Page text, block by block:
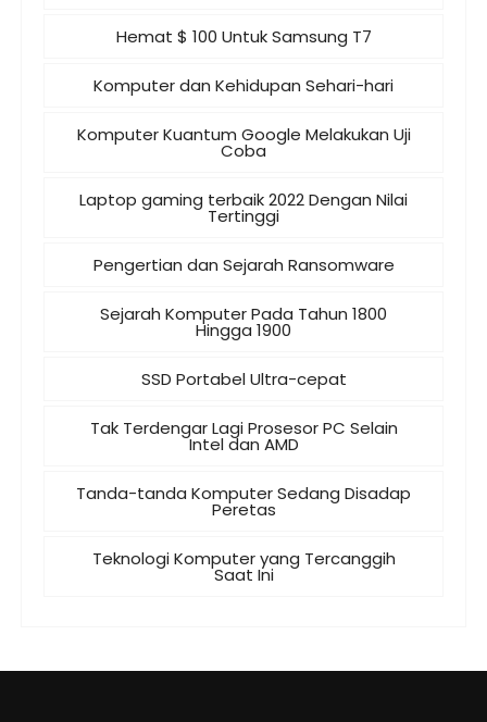
Hemat $ 100 Untuk Samsung T7
Komputer dan Kehidupan Sehari-hari
Komputer Kuantum Google Melakukan Uji
Coba
Laptop gaming terbaik 2022 Dengan Nilai
Tertinggi
Pengertian dan Sejarah Ransomware
Sejarah Komputer Pada Tahun 1800
Hingga 1900
SSD Portabel Ultra-cepat
Tak Terdengar Lagi Prosesor PC Selain
Intel dan AMD
Tanda-tanda Komputer Sedang Disadap
Peretas
Teknologi Komputer yang Tercanggih
Saat Ini